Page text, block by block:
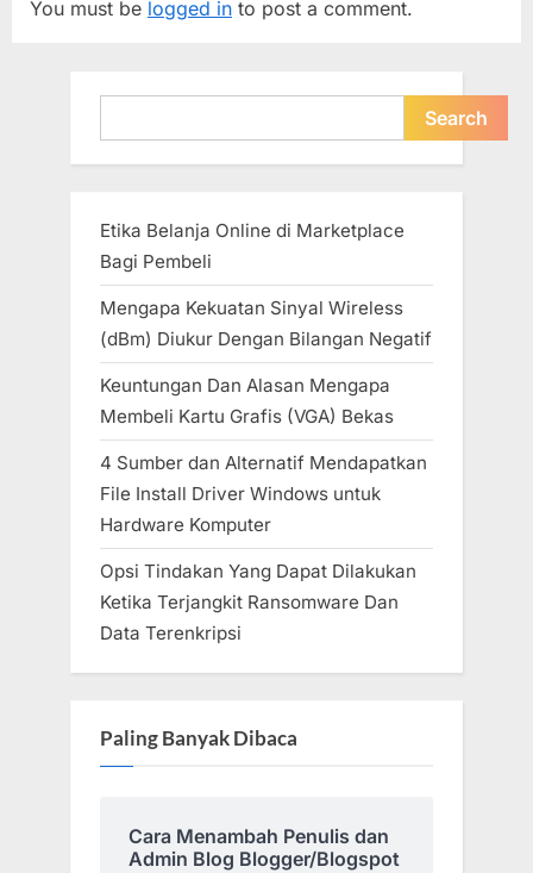
Classic
(MPC)”
You must be logged in to post a comment.
Search
Etika Belanja Online di Marketplace
Bagi Pembeli
Mengapa Kekuatan Sinyal Wireless
(dBm) Diukur Dengan Bilangan Negatif
Keuntungan Dan Alasan Mengapa
Membeli Kartu Grafis (VGA) Bekas
4 Sumber dan Alternatif Mendapatkan
File Install Driver Windows untuk
Hardware Komputer
Opsi Tindakan Yang Dapat Dilakukan
Ketika Terjangkit Ransomware Dan
Data Terenkripsi
Paling Banyak Dibaca
Cara Menambah Penulis dan
Admin Blog Blogger/Blogspot